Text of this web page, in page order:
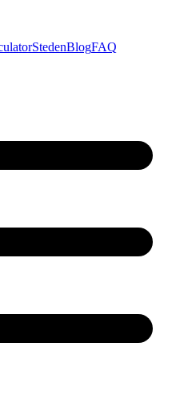
StedenBlogFAQ